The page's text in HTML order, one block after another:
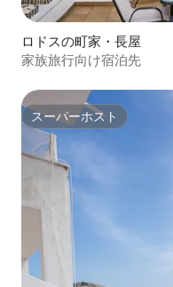
ロドスの町家・長屋
家族旅行向け宿泊先
スーパーホスト
スーパーホスト